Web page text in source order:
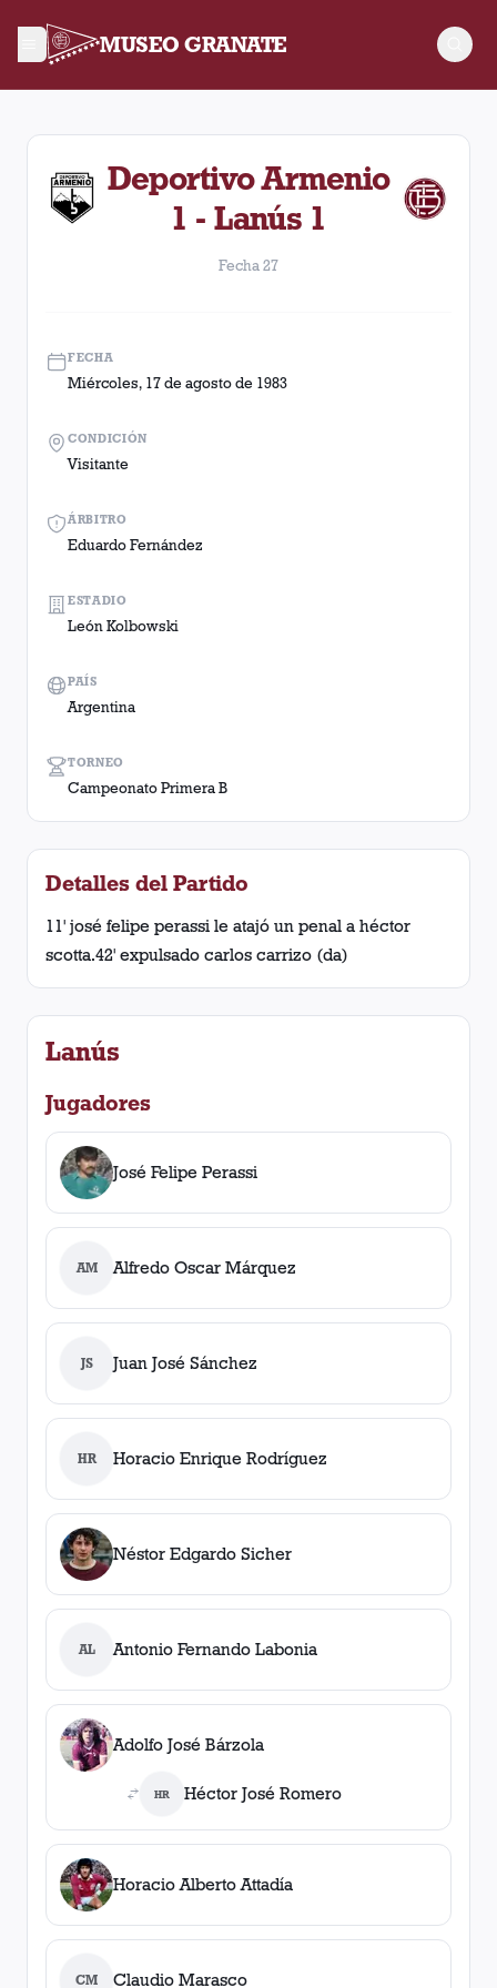
MUSEO GRANATE
Fecha 27. Partido entre Lanús y Deportivo Armenio
Deportivo Armenio
1 - Lanús 1
Fecha 27
FECHA
Miércoles, 17 de agosto de 1983
ÁRBITRO
Eduardo Fernández
TORNEO
Campeonato Primera B
CONDICIÓN
Visitante
ESTADIO
León Kolbowski
PAÍS
Argentina
Detalles del Partido
11' josé felipe perassi le atajó un penal a héctor
scotta.42' expulsado carlos carrizo (da)
Lanús
Jugadores
José Felipe Perassi
AM Alfredo Oscar Márquez
JS Juan José Sánchez
HR Horacio Enrique Rodríguez
Néstor Edgardo Sicher
AL Antonio Fernando Labonia
Adolfo José Bárzola
HR Héctor José Romero
Horacio Alberto Attadía
CM Claudio Marasco